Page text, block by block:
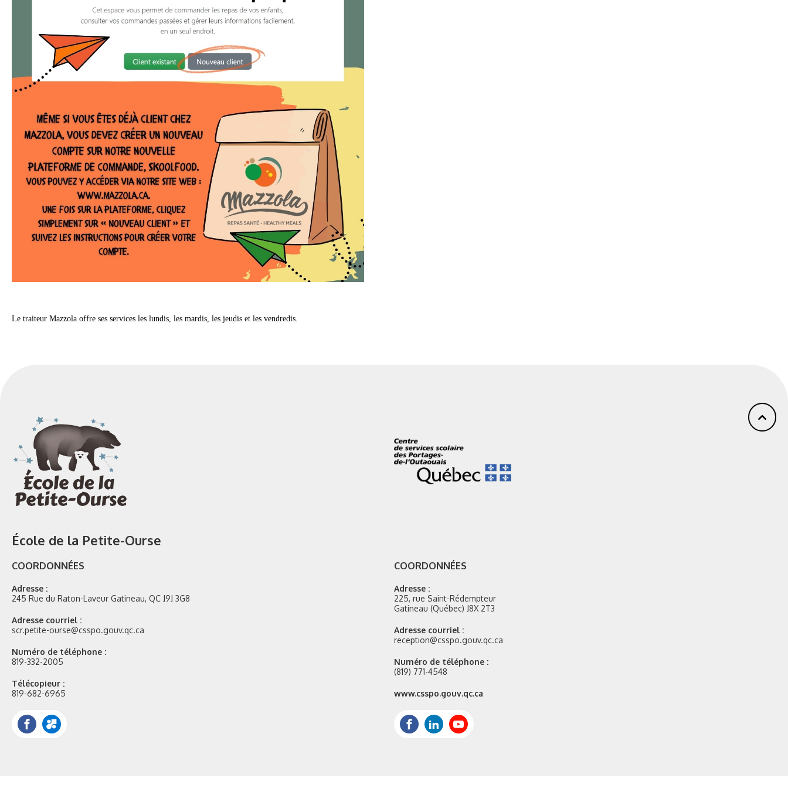
Le traiteur Mazzola offre ses services les lundis, les mardis, les jeudis et les vendredis.
École de la Petite-Ourse
COORDONNÉES
Adresse :
245 Rue du Raton-Laveur Gatineau, QC J9J 3G8
Adresse courriel :
scr.petite-ourse@csspo.gouv.qc.ca
Numéro de téléphone :
819-332-2005
Télécopieur :
819-682-6965
Facebook
Portail
Mozaik
COORDONNÉES
Adresse :
225, rue Saint-Rédempteur
Gatineau (Québec) J8X 2T3
Adresse courriel :
reception@csspo.gouv.qc.ca
Numéro de téléphone :
(819) 771-4548
Site
www.csspo.gouv.qc.ca
FacebookLinkedInYoutube